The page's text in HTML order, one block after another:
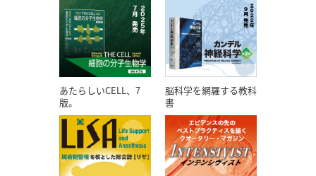
あたらしいCELL、7
版。
脳科学を網羅する教科
書